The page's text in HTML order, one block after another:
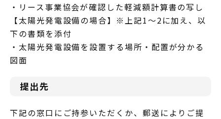
・リース事業協会が確認した軽減額計算書の写し
【太陽光発電設備の場合】※上記1～2に加え、以
下の書類を添付
・太陽光発電設備を設置する場所・配置が分かる
図面
提出先
下記の窓口にご持参いただくか、郵送によりご提